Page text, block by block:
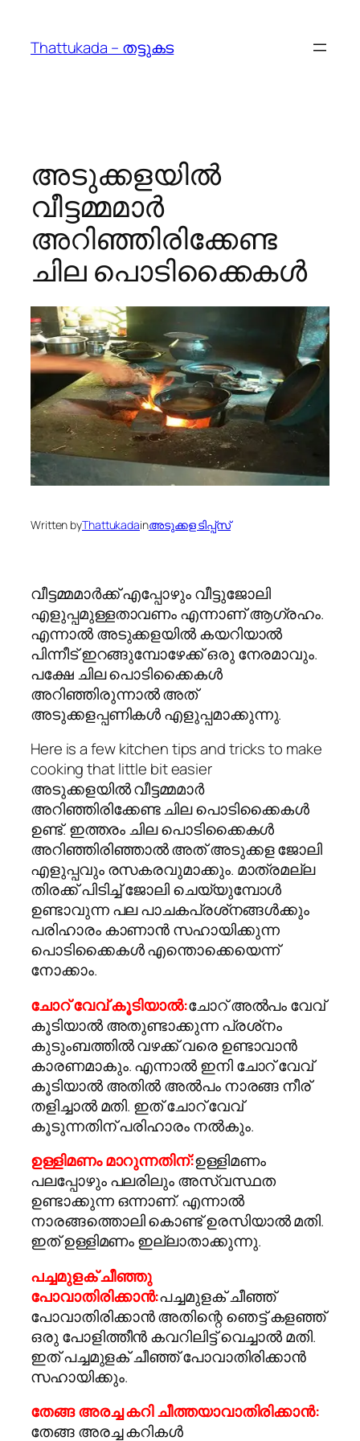
content
Thattukada – തട്ടുകട
അടുക്കളയില്‍
വീട്ടമ്മമാര്‍
അറിഞ്ഞിരിക്കേണ്ട
ചില പൊടിക്കൈകള്‍
Written byThattukadainഅടുക്കള ടിപ്പ്സ്
വീട്ടമ്മമാര്‍ക്ക് എപ്പോഴും വീട്ടുജോലി
എളുപ്പമുള്ളതാവണം എന്നാണ് ആഗ്രഹം.
എന്നാല്‍ അടുക്കളയില്‍ കയറിയാല്‍
പിന്നീട് ഇറങ്ങുമ്പോഴേക്ക് ഒരു നേരമാവും.
പക്ഷേ ചില പൊടിക്കൈകള്‍
അറിഞ്ഞിരുന്നാല്‍ അത്
അടുക്കളപ്പണികള്‍ എളുപ്പമാക്കുന്നു.
Here is a few kitchen tips and tricks to make
cooking that little bit easier
അടുക്കളയില്‍ വീട്ടമ്മമാര്‍
അറിഞ്ഞിരിക്കേണ്ട ചില പൊടിക്കൈകള്‍
ഉണ്ട്. ഇത്തരം ചില പൊടിക്കൈകള്‍
അറിഞ്ഞിരിഞ്ഞാല്‍ അത് അടുക്കള ജോലി
എളുപ്പവും രസകരവുമാക്കും. മാത്രമല്ല
തിരക്ക് പിടിച്ച് ജോലി ചെയ്യുമ്പോള്‍
ഉണ്ടാവുന്ന പല പാചകപ്രശ്‌നങ്ങള്‍ക്കും
പരിഹാരം കാണാന്‍ സഹായിക്കുന്ന
പൊടിക്കൈകള്‍ എന്തൊക്കെയെന്ന്
നോക്കാം.
ചോറ് വേവ് കൂടിയാല്‍:ചോറ് അല്‍പം വേവ്
കൂടിയാല്‍ അതുണ്ടാക്കുന്ന പ്രശ്‌നം
കുടുംബത്തില്‍ വഴക്ക് വരെ ഉണ്ടാവാന്‍
കാരണമാകും. എന്നാല്‍ ഇനി ചോറ് വേവ്
കൂടിയാല്‍ അതില്‍ അല്‍പം നാരങ്ങ നീര്
തളിച്ചാല്‍ മതി. ഇത് ചോറ് വേവ്
കൂടുന്നതിന് പരിഹാരം നല്‍കും.
ഉള്ളിമണം മാറുന്നതിന്:ഉള്ളിമണം
പലപ്പോഴും പലരിലും അസ്വസ്ഥത
ഉണ്ടാക്കുന്ന ഒന്നാണ്. എന്നാല്‍
നാരങ്ങത്തൊലി കൊണ്ട് ഉരസിയാല്‍ മതി.
ഇത് ഉള്ളിമണം ഇല്ലാതാക്കുന്നു.
പച്ചമുളക് ചീഞ്ഞു
പോവാതിരിക്കാന്‍:പച്ചമുളക് ചീഞ്ഞ്
പോവാതിരിക്കാന്‍ അതിന്റെ ഞെട്ട് കളഞ്ഞ്
ഒരു പോളിത്തീന്‍ കവറിലിട്ട് വെച്ചാല്‍ മതി.
ഇത് പച്ചമുളക് ചീഞ്ഞ് പോവാതിരിക്കാന്‍
സഹായിക്കും.
തേങ്ങ അരച്ച കറി ചീത്തയാവാതിരിക്കാന്‍:
തേങ്ങ അരച്ച കറികള്‍